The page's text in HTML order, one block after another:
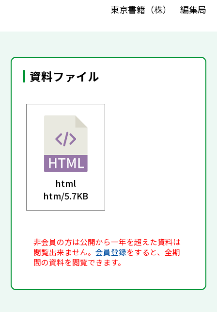
東京書籍（株） 編集局
資料ファイル
html
htm/5.7KB
非会員の方は公開から一年を超えた資料は
閲覧出来ません。会員登録をすると、全期
間の資料を閲覧できます。